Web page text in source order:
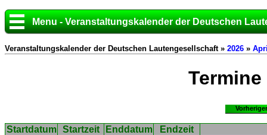
Menu - Veranstaltungskalender der Deutschen
Veranstaltungskalender der Deutschen Lautengesellschaft » 2026 »
Termine
Startdatum Startzeit Enddatum
Endzeit